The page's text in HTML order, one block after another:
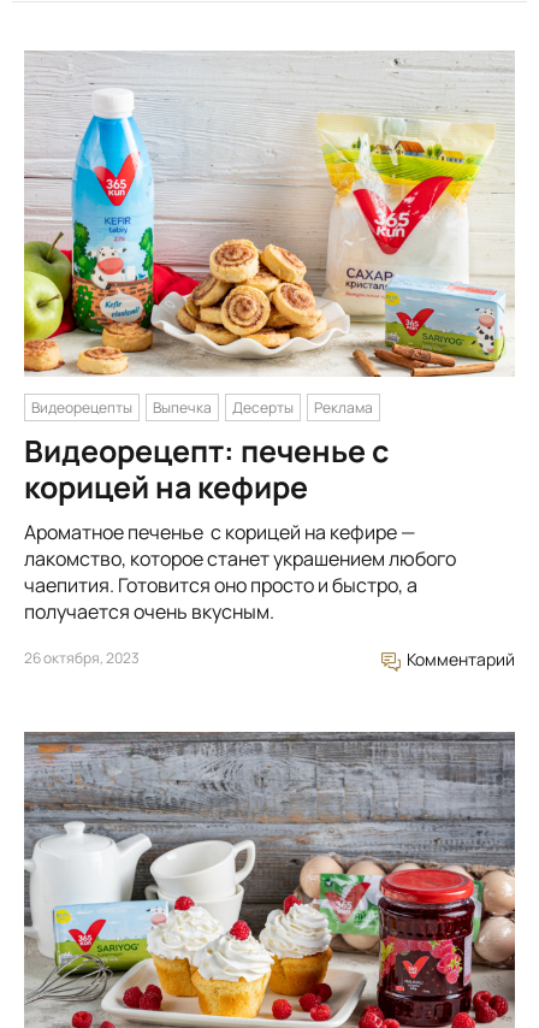
Видеорецепты Выпечка Десерты Реклама
Видеорецепт: печенье с
корицей на кефире
Ароматное печенье с корицей на кефире —
лакомство, которое станет украшением любого
чаепития. Готовится оно просто и быстро, а
получается очень вкусным.
26 октября, 2023 Комментарий